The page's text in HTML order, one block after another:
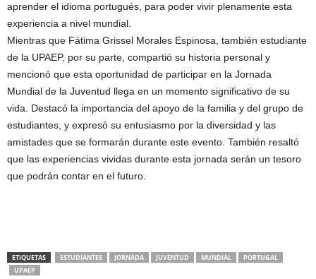
aprender el idioma portugués, para poder vivir plenamente esta
experiencia a nivel mundial.
Mientras que Fátima Grissel Morales Espinosa, también estudiante
de la UPAEP, por su parte, compartió su historia personal y
mencionó que esta oportunidad de participar en la Jornada
Mundial de la Juventud llega en un momento significativo de su
vida. Destacó la importancia del apoyo de la familia y del grupo de
estudiantes, y expresó su entusiasmo por la diversidad y las
amistades que se formarán durante este evento. También resaltó
que las experiencias vividas durante esta jornada serán un tesoro
que podrán contar en el futuro.
ETIQUETAS ESTUDIANTES JORNADA JUVENTUD MUNDIAL
PORTUGAL
UPAEP